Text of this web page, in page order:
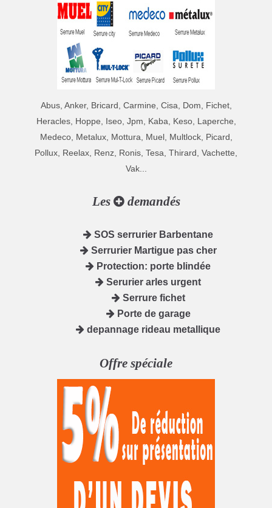
Abus, Anker, Bricard, Carmine, Cisa, Dom, Fichet,
Heracles, Hoppe, Iseo, Jpm, Kaba, Keso, Laperche,
Medeco, Metalux, Mottura, Muel, Multlock, Picard,
Pollux, Reelax, Renz, Ronis, Tesa, Thirard, Vachette,
Vak...
Les demandés
SOS serrurier Barbentane
Serrurier Martigue pas cher
Protection: porte blindée
Serurier arles urgent
Serrure fichet
Porte de garage
depannage rideau metallique
Offre spéciale